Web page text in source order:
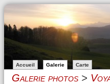
Accueil Galerie Carte
Galerie photos >